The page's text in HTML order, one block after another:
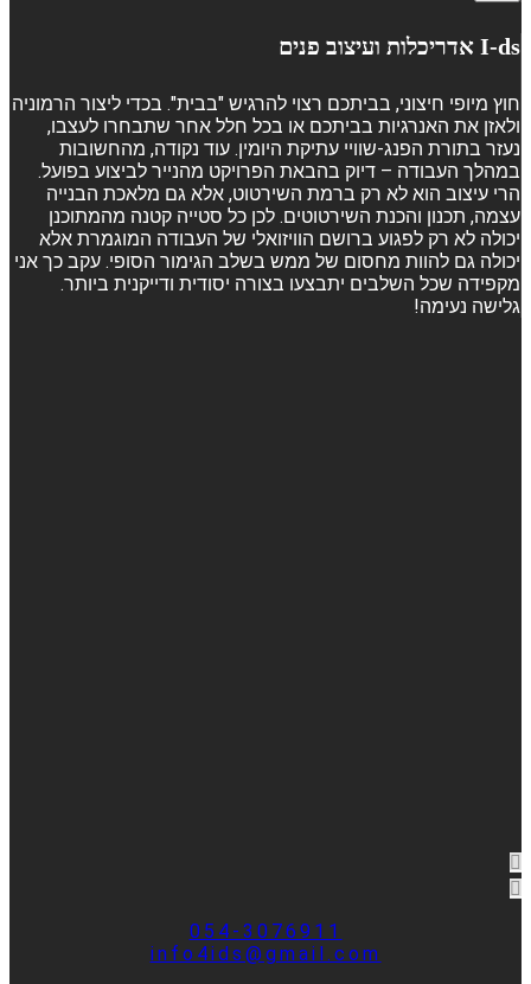
I-ds אדריכלות ועיצוב פנים
חוץ מיופי חיצוני, בביתכם רצוי להרגיש "בבית". בכדי ליצור הרמוניה
ולאזן את האנרגיות בביתכם או בכל חלל אחר שתבחרו לעצבו,
נעזר בתורת הפנג-שוויי עתיקת היומין. עוד נקודה, מהחשובות
במהלך העבודה – דיוק בהבאת הפרויקט מהנייר לביצוע בפועל.
הרי עיצוב הוא לא רק ברמת השירטוט, אלא גם מלאכת הבנייה
עצמה, תכנון והכנת השירטוטים. לכן כל סטייה קטנה מהמתוכנן
יכולה לא רק לפגוע ברושם הוויזואלי של העבודה המוגמרת אלא
יכולה גם להוות מחסום של ממש בשלב הגימור הסופי. עקב כך אני
מקפידה שכל השלבים יתבצעו בצורה יסודית ודייקנית ביותר.
גלישה נעימה!
054-3076911
info4ids@gmail.com